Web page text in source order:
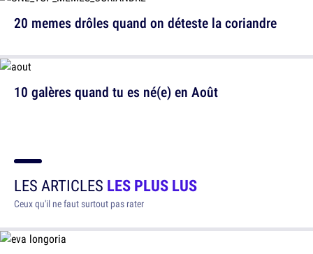
20 memes drôles quand on déteste la coriandre
10 galères quand tu es né(e) en Août
LES ARTICLES LES PLUS LUS
Ceux qu'il ne faut surtout pas rater